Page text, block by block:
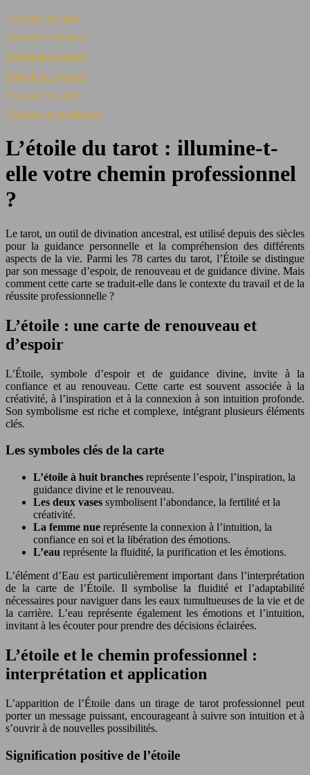
Voyance en ligne
Amour et voyance
Argent et voyance
Travail et voyance
Voyance et santé
Voyance et spiritualité
L’étoile du tarot : illumine-t-
elle votre chemin professionnel
?
Le tarot, un outil de divination ancestral, est utilisé depuis des siècles
pour la guidance personnelle et la compréhension des différents
aspects de la vie. Parmi les 78 cartes du tarot, l’Étoile se distingue
par son message d’espoir, de renouveau et de guidance divine. Mais
comment cette carte se traduit-elle dans le contexte du travail et de la
réussite professionnelle ?
L’étoile : une carte de renouveau et
d’espoir
L’Étoile, symbole d’espoir et de guidance divine, invite à la
confiance et au renouveau. Cette carte est souvent associée à la
créativité, à l’inspiration et à la connexion à son intuition profonde.
Son symbolisme est riche et complexe, intégrant plusieurs éléments
clés.
Les symboles clés de la carte
L’étoile à huit branches représente l’espoir, l’inspiration, la
guidance divine et le renouveau.
Les deux vases symbolisent l’abondance, la fertilité et la
créativité.
La femme nue représente la connexion à l’intuition, la
confiance en soi et la libération des émotions.
L’eau représente la fluidité, la purification et les émotions.
L’élément d’Eau est particulièrement important dans l’interprétation
de la carte de l’Étoile. Il symbolise la fluidité et l’adaptabilité
nécessaires pour naviguer dans les eaux tumultueuses de la vie et de
la carrière. L’eau représente également les émotions et l’intuition,
invitant à les écouter pour prendre des décisions éclairées.
L’étoile et le chemin professionnel :
interprétation et application
L’apparition de l’Étoile dans un tirage de tarot professionnel peut
porter un message puissant, encourageant à suivre son intuition et à
s’ouvrir à de nouvelles possibilités.
Signification positive de l’étoile